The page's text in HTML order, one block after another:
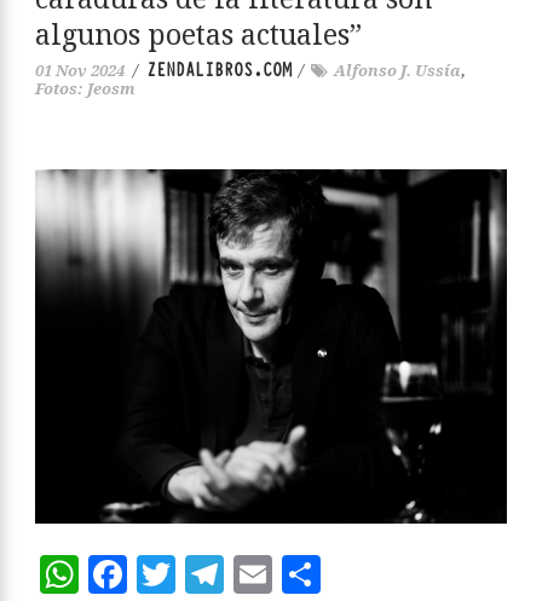
algunos poetas actuales”
01 Nov 2024 / ZENDALIBROS.COM/ Alfonso J. Ussía,
Fotos: Jeosm
WhatsApp
Facebook
Twitter
Telegram
Email